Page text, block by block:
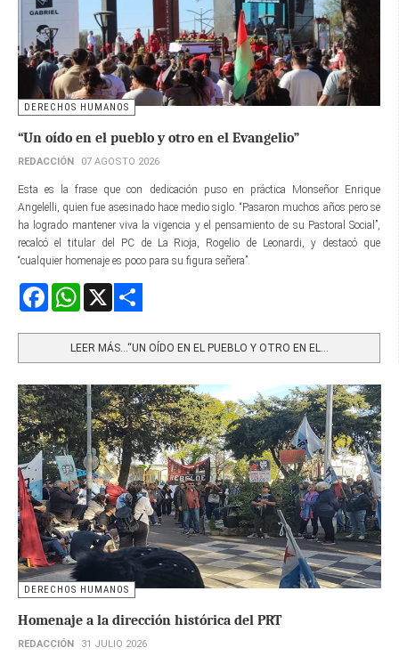
DERECHOS HUMANOS
“Un oído en el pueblo y otro en el Evangelio”
REDACCIÓN 07 AGOSTO 2026
Esta es la frase que con dedicación puso en práctica Monseñor Enrique
Angelelli, quien fue asesinado hace medio siglo. “Pasaron muchos años pero se
ha logrado mantener viva la vigencia y el pensamiento de su Pastoral Social”,
recalcó el titular del PC de La Rioja, Rogelio de Leonardi, y destacó que
“cualquier homenaje es poco para su figura señera”.
FacebookWhatsApp
LEER MÁS…“UN OÍDO EN EL PUEBLO Y OTRO EN EL...
DERECHOS HUMANOS
Homenaje a la dirección histórica del PRT
REDACCIÓN 31 JULIO 2026